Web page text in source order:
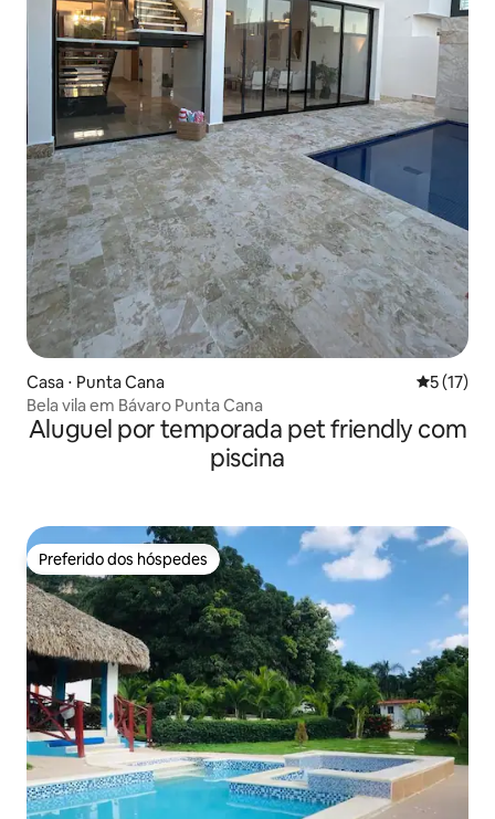
Casa ⋅ Punta Cana 5 de uma
5 (17)
Bela vila em Bávaro Punta Cana
Aluguel por temporada pet friendly com
piscina
Preferido dos hóspedes
Preferido dos hóspedes